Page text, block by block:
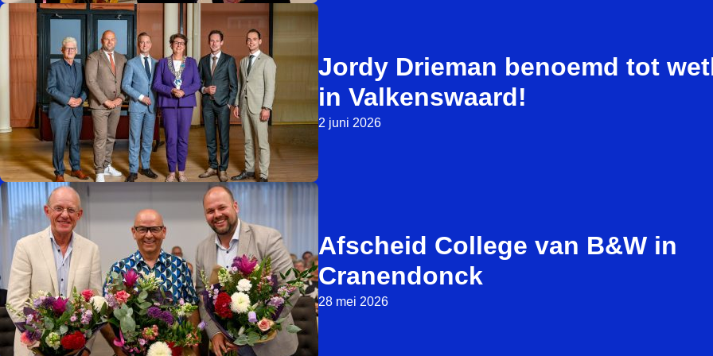
Jordy Drieman benoemd tot
in Valkenswaard!
2 juni 2026
Afscheid College van B&W in
Cranendonck
28 mei 2026